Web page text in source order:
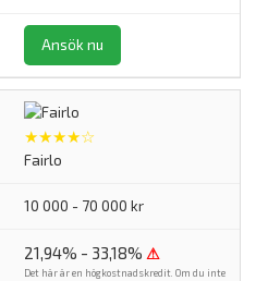
Ansök nu
★★★★☆
Fairlo
10 000 - 70 000 kr
21,94% - 33,18% ⚠
Det här är en högkostnadskredit. Om du inte